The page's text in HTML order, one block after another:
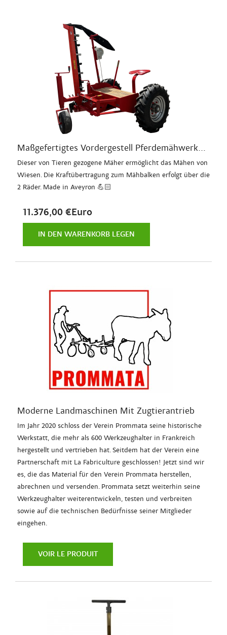
Maßgefertigtes Vordergestell Pferdemähwerk...
Dieser von Tieren gezogene Mäher ermöglicht das Mähen von
Wiesen. Die Kraftübertragung zum Mähbalken erfolgt über die
2 Räder. Made in Aveyron 💪🏻
11.376,00 €Euro
IN DEN WARENKORB LEGEN
Moderne Landmaschinen Mit Zugtierantrieb
Im Jahr 2020 schloss der Verein Prommata seine historische
Werkstatt, die mehr als 600 Werkzeughalter in Frankreich
hergestellt und vertrieben hat. Seitdem hat der Verein eine
Partnerschaft mit La Fabriculture geschlossen! Jetzt sind wir
es, die das Material für den Verein Prommata herstellen,
abrechnen und versenden. Prommata setzt weiterhin seine
Werkzeughalter weiterentwickeln, testen und verbreiten
sowie auf die technischen Bedürfnisse seiner Mitglieder
eingehen.
VOIR LE PRODUIT